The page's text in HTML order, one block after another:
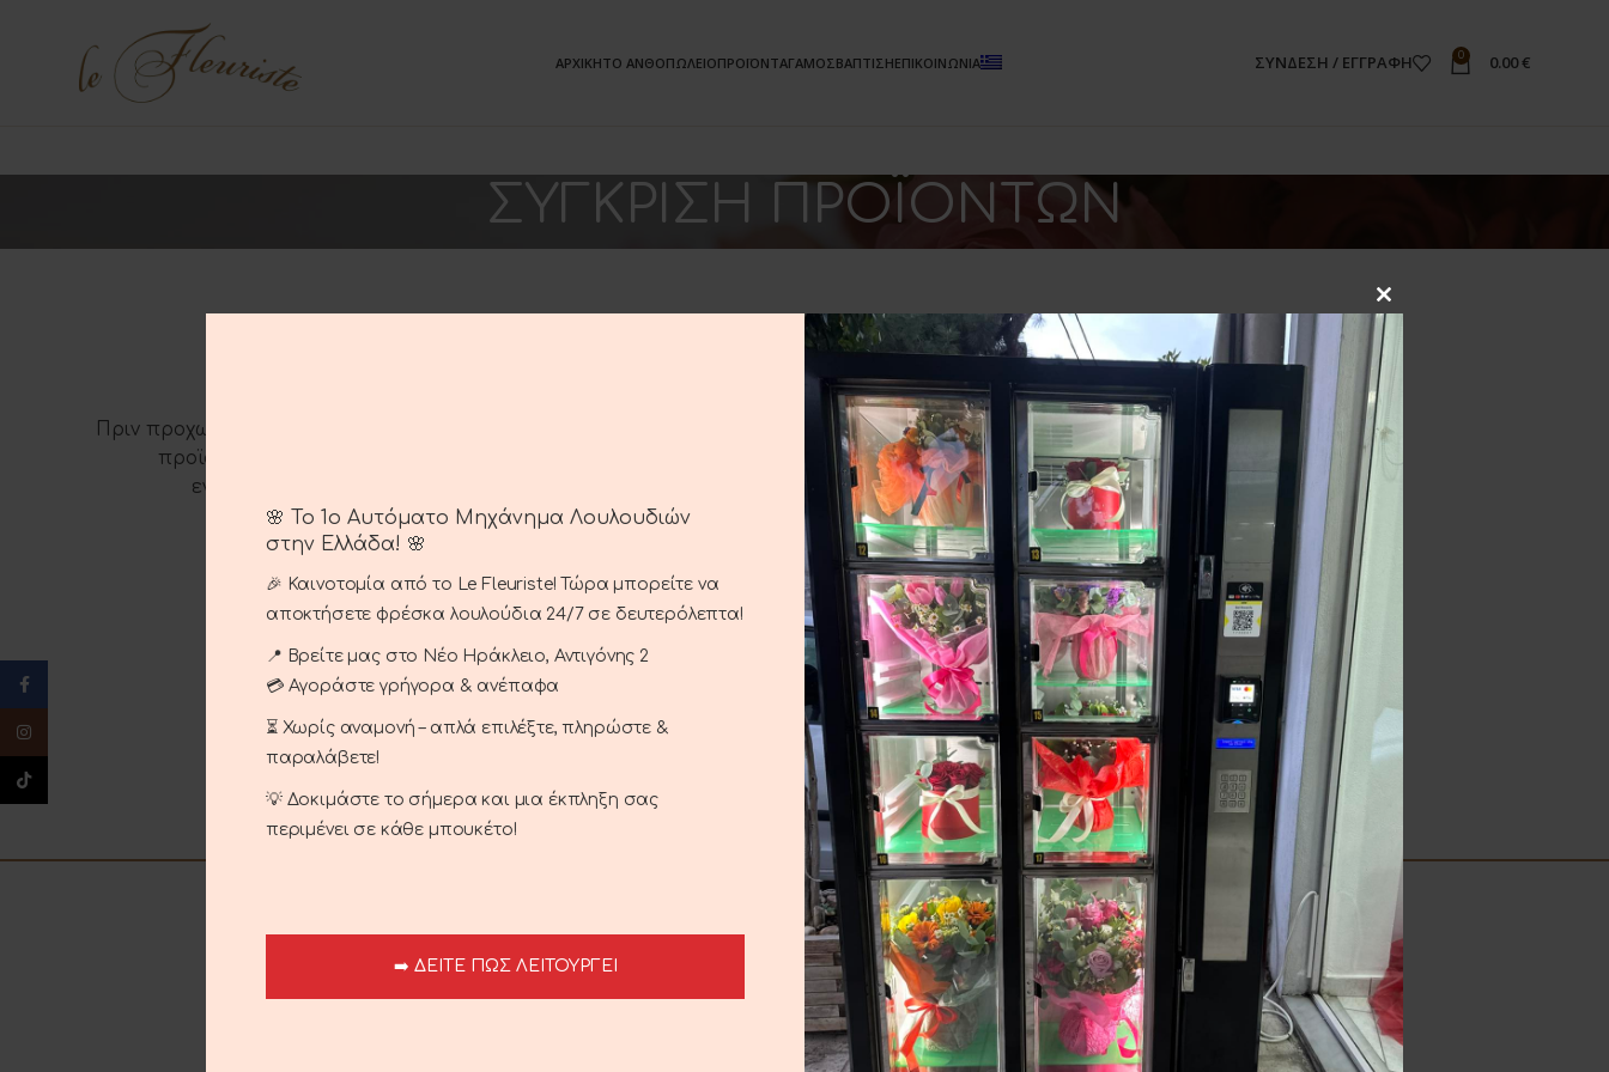
ΑΡΧΙΚΗΤΟ ΑΝΘΟΠΩΛΕΙΟΠΡΟΪΟΝΤΑΓΑΜΟΣΒΑΠΤΙΣΗΕΠΙΚΟΙΝΩΝΙΑ ΣΎΝΔΕΣΗ / ΕΓΓΡΑΦΉ 0 0.00€
ΣΥΓΚΡΙΣΗ ΠΡΟΪΟΝΤΩΝ
Η λίστα σύγκρισης είναι άδιεα.
Πριν προχωρήσετε στο checkout, πρέπει να προσθέσετε κάποια
προϊόντα στο καλάθι αγορών σας.
ενδιαφέροντα προϊόντα στo κατάστημα μας.
ΕΠΙΣΤΡΟΦΗ ΣΤΟ ΚΑΤΑΣΤΗΜΑ
🌸 Το 1ο Αυτόματο Μηχάνημα Λουλουδιών
στην Ελλάδα! 🌸
🎉 Καινοτομία από το Le Fleuriste! Τώρα μπορείτε να
αποκτήσετε φρέσκα λουλούδια 24/7 σε δευτερόλεπτα!
📍 Βρείτε μας στο Νέο Ηράκλειο, Αντιγόνης 2
💳 Αγοράστε γρήγορα & ανέπαφα
⏳ Χωρίς αναμονή – απλά επιλέξτε, πληρώστε &
παραλάβετε!
💡 Δοκιμάστε το σήμερα και μια έκπληξη σας
περιμένει σε κάθε μπουκέτο!
➡️ ΔΕΙΤΕ ΠΩΣ ΛΕΙΤΟΥΡΓΕΙ